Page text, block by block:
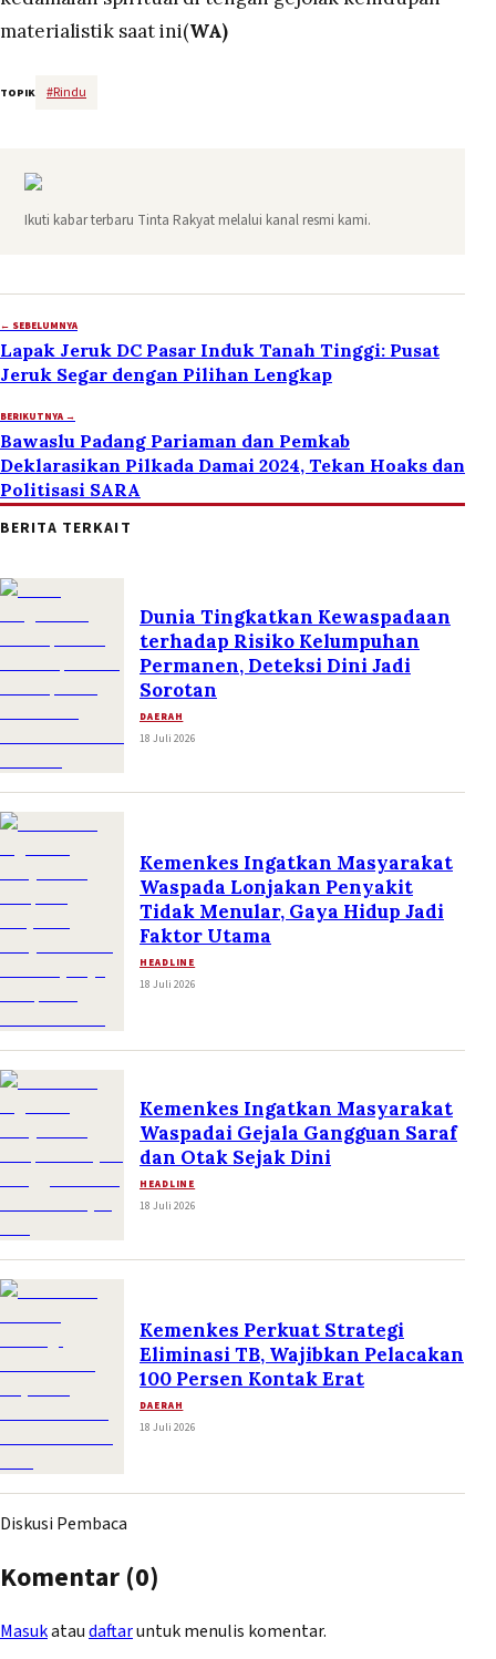
materialistik saat ini(WA)
TOPIK #Rindu
Ikuti kabar terbaru Tinta Rakyat melalui kanal resmi kami.
← SEBELUMNYA
Lapak Jeruk DC Pasar Induk Tanah Tinggi: Pusat
Jeruk Segar dengan Pilihan Lengkap
BERIKUTNYA →
Bawaslu Padang Pariaman dan Pemkab
Deklarasikan Pilkada Damai 2024, Tekan Hoaks dan
Politisasi SARA
BERITA TERKAIT
Dunia Tingkatkan Kewaspadaan
terhadap Risiko Kelumpuhan
Permanen, Deteksi Dini Jadi
Sorotan
DAERAH
18 Juli 2026
Kemenkes Ingatkan Masyarakat
Waspada Lonjakan Penyakit
Tidak Menular, Gaya Hidup Jadi
Faktor Utama
HEADLINE
18 Juli 2026
Kemenkes Ingatkan Masyarakat
Waspadai Gejala Gangguan Saraf
dan Otak Sejak Dini
HEADLINE
18 Juli 2026
Kemenkes Perkuat Strategi
Eliminasi TB, Wajibkan Pelacakan
100 Persen Kontak Erat
DAERAH
18 Juli 2026
Diskusi Pembaca
Komentar (0)
Masukataudaftaruntuk menulis komentar.